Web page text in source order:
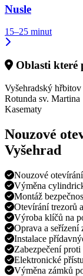
Nusle
15–25 minut
Oblasti které
Vyšehradský hřbitov
Rotunda sv. Martina
Kasematy
Nouzové
Vyšehrad
Nouzové
Výměna
Montáž
Otevírání trezorů
Výroba klíčů na
Oprava a seřízení
Instalace
Zabezpečení
Elektronické
Výměna zámků